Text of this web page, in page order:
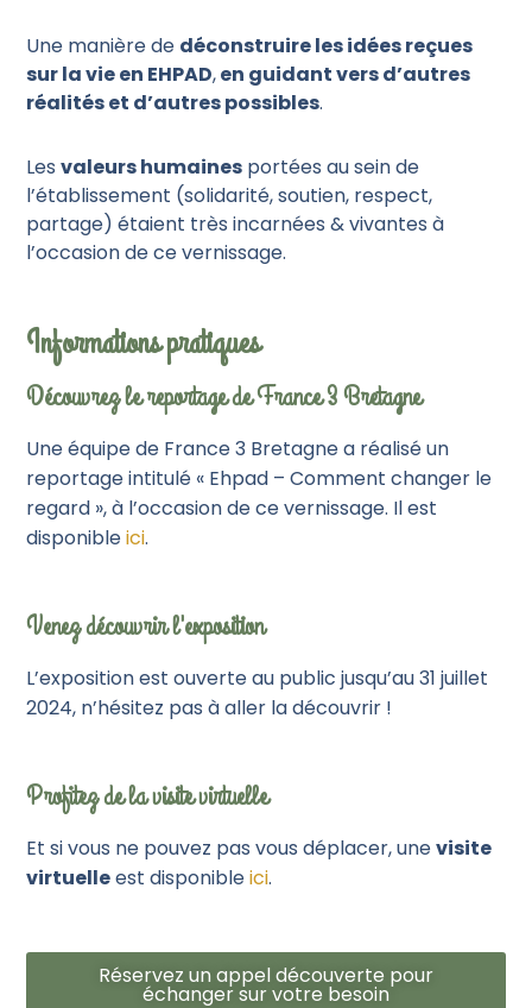
Une manière de déconstruire les idées reçues
sur la vie en EHPAD,en guidant vers d’autres
réalités et d’autres possibles.
Les valeurs humaines portées au sein de
l’établissement (solidarité, soutien, respect,
partage) étaient très incarnées & vivantes à
l’occasion de ce vernissage.
Informations pratiques
Découvrez le reportage de France 3 Bretagne
Une équipe de France 3 Bretagne a réalisé un
reportage intitulé « Ehpad – Comment changer le
regard », à l’occasion de ce vernissage. Il est
disponibleici.
Venez découvrir l'exposition
L’exposition est ouverte au public jusqu’au 31 juillet
2024, n’hésitez pas à aller la découvrir !
Profitez de la visite virtuelle
Et si vous ne pouvez pas vous déplacer, unevisite
virtuelleest disponibleici.
Réservez un appel découverte pour
échanger sur votre besoin